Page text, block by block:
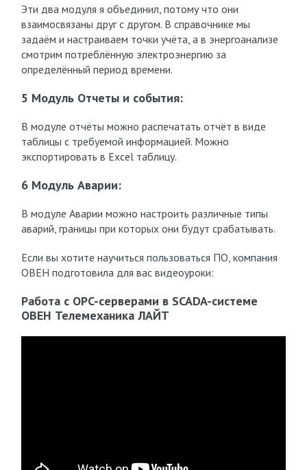
Эти два модуля я объединил, потому что они
взаимосвязаны друг с другом. В справочнике мы
задаём и настраиваем точки учёта, а в энергоанализе
смотрим потреблённую электроэнергию за
определённый период времени.
5 Модуль Отчеты и события:
В модуле отчёты можно распечатать отчёт в виде
таблицы с требуемой информацией. Можно
экспортировать в Excel таблицу.
6 Модуль Аварии:
В модуле Аварии можно настроить различные типы
аварий, границы при которых они будут срабатывать.
Если вы хотите научиться пользоваться ПО, компания
ОВЕН подготовила для вас видеоуроки:
Работа с OPC-серверами в SCADA-системе
ОВЕН Телемеханика ЛАЙТ